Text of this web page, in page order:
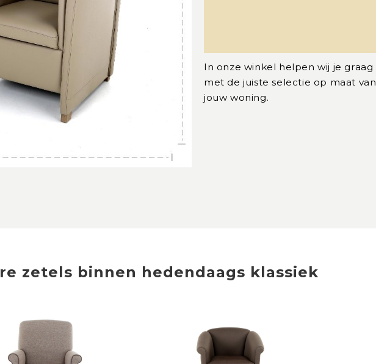
In onze winkel helpen wij je graag
met de juiste selectie op maat van
jouw woning.
zetels binnen hedendaags klassiek